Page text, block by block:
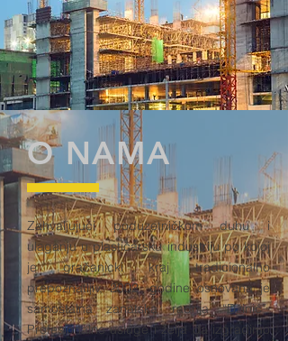
O NAMA
Zahvaljujući poduzetničkom duhu i
ulaganju u plastičarsku industriju po kojoj
je gračanicki kraj tradicionalno
prepoznatljiv, 2002. godine osnovana je
samostalna zanatska radnja “Džinić”.
Profesionalne usluge i želja da izgradimo